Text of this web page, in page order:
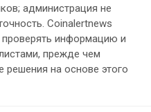
администрация не
Coinalertnews
информацию и
прежде чем
на основе этого